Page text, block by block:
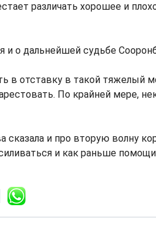
различать хорошее и
и о дальнейшей судьбе
в отставку в такой тяжелый
По крайней мере,
сказала и про вторую волну
и как раньше